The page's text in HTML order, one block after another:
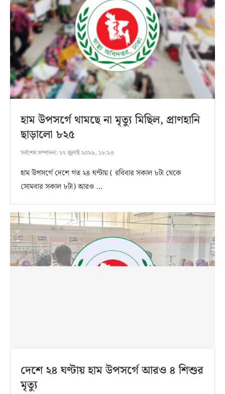
হাম উপসর্গে থামছে না মৃত্যু মিছিল, প্রাণহানি
ছাড়ালো ৮২৫
সর্বশেষ সম্পাদনা: ২৭ জুলাই ২০২৬, ১৮:২৩
হাম উপসর্গে দেশে গত ২৪ ঘণ্টায় ( রবিবার সকাল ৮টা থেকে
সোমবার সকাল ৮টা) আরও …
দেশে ২৪ ঘণ্টায় হাম উপসর্গে আরও ৪ শিশুর
মৃত্যু